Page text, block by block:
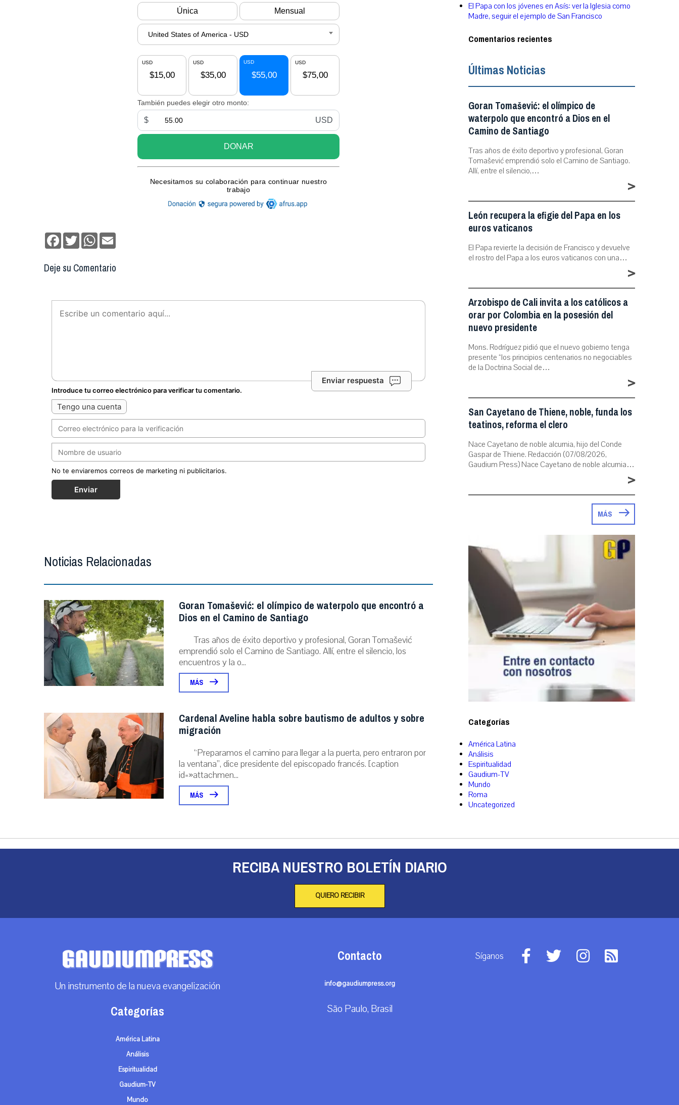
Facebook
TwitterWhatsApp
Deje su Comentario
Enviar respuesta
Introduce tu correo electrónico para verificar tu comentario.
Tengo una cuenta
No te enviaremos correos de marketing ni publicitarios.
Enviar
Noticias Relacionadas
Goran Tomašević: el olímpico de waterpolo que encontró a
Dios en el Camino de Santiago
Tras años de éxito deportivo y profesional, Goran Tomašević
emprendió solo el Camino de Santiago. Allí, entre el silencio, los
encuentros y la o...
MÁS
Cardenal Aveline habla sobre bautismo de adultos y sobre
migración
“Preparamos el camino para llegar a la puerta, pero entraron por
la ventana”, dice presidente del episcopado francés. [caption
id=»attachmen...
MÁS
El Papa con los jóvenes en Asís: ver la Iglesia como
Madre, seguir el ejemplo de San Francisco
Comentarios recientes
Últimas Noticias
Goran Tomašević: el olímpico de
waterpolo que encontró a Dios en el
Camino de Santiago
Tras años de éxito deportivo y profesional, Goran
Tomašević emprendió solo el Camino de Santiago.
Allí, entre el silencio,…
>
León recupera la efigie del Papa en los
euros vaticanos
El Papa revierte la decisión de Francisco y devuelve
el rostro del Papa a los euros vaticanos con una…
>
Arzobispo de Cali invita a los católicos a
orar por Colombia en la posesión del
nuevo presidente
Mons. Rodríguez pidió que el nuevo gobierno tenga
presente “los principios centenarios no negociables
de la Doctrina Social de…
>
San Cayetano de Thiene, noble, funda los
teatinos, reforma el clero
Nace Cayetano de noble alcurnia, hijo del Conde
Gaspar de Thiene. Redacción (07/08/2026,
Gaudium Press) Nace Cayetano de noble alcurnia…
>
MÁS
Categorías
América Latina
Análisis
Espiritualidad
Gaudium-TV
Mundo
Roma
Uncategorized
RECIBA NUESTRO BOLETÍN DIARIO
QUIERO RECIBIR
Un instrumento de la nueva evangelización
Categorías
América Latina
Análisis
Espiritualidad
Gaudium-TV
Mundo
Contacto
info@gaudiumpress.org
São Paulo, Brasil
Síganos